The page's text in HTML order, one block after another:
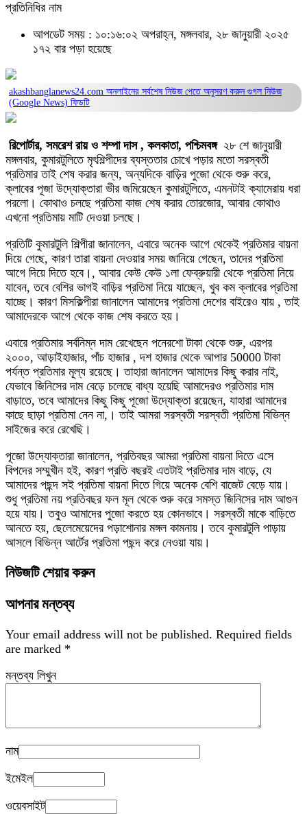
প্রতিনিধির নাম
আপডেট সময় : ১০:১৬:০২ অপরাহ্ন, মঙ্গলবার, ২৮ জানুয়ারী ২০২৫
১৭২ বার পড়া হয়েছে
akashbanglanews24.com অনলাইনের সর্বশেষ নিউজ পেতে অনুসরণ করুন গুগল নিউজ
(Google News) ফিডটি
রিপোর্টার, সমরেশ রায় ও শম্পা দাস , কলকাতা, পশ্চিমবঙ্গ২৮ শে জানুয়ারী
মঙ্গলবার, কুমারটুলিতে মৃৎশিল্পীদের ব্যস্ততার চোখে পড়ার মতো সরস্বতী
প্রতিমার তাই শেষ করার জন্য, অন্যদিকে বাড়ির পুজো থেকে শুরু করে,
ক্লাবের পূজা উদ্যোক্তারা ভীর জমিয়েছেন কুমারটুলিতে, এমনটাই ক্যামেরায় ধরা
পরলো। কোথাও চলছে প্রতিমা কাজ শেষ করার তোরজোর, আবার কোথাও
এখনো প্রতিমায় মাটি দেওয়া চলছে।
প্রতিটি কুমারটুলি শিল্পীরা জানালেন, এবারে অনেক আগে থেকেই প্রতিমার বায়না
দিয়ে গেছে, কারণ তারা বায়না দেওয়ার সময় জানিয়ে গেছেন, তাদের প্রতিমা
আগে দিয়ে দিতে হবে।, আবার কেউ কেউ ১লা ফেব্রুয়ারী থেকে প্রতিমা নিয়ে
যাবেন, তবে বেশির ভাগই বাড়ির প্রতিমা নিয়ে যাচ্ছেন, খুব কম ক্লাবের প্রতিমা
যাচ্ছে। কারণ মিসকিল্পীরা জানালেন আমাদের প্রতিমা দেশের বাইরেও যায় , তাই
আমাদেরকে আগে থেকে কাজ শেষ করতে হয়।
এবারে প্রতিমার সর্বনিম্ন দাম রেখেছেন পনেরশো টাকা থেকে শুরু, এরপর
২০০০, আড়াইহাজার, পাঁচ হাজার , দশ হাজার থেকে আপার 50000 টাকা
পর্যন্ত প্রতিমার মূল্য রয়েছে। তাহারা জানালেন আমাদের কিছু করার নাই,
যেভাবে জিনিসের দাম বেড়ে চলেছে বাধ্য হয়েছি আমাদেরও প্রতিমার দাম
বাড়াতে, তবে আমাদের কিছু কিছু পূজো উদ্যোক্তা রয়েছেন, যাহারা আমাদের
কাছে ছাড়া প্রতিমা নেন না,। তাই আমরা সরস্বতী সরস্বতী প্রতিমা বিভিন্ন
সাইজের করে রেখেছি।
পূজো উদ্যোক্তারা জানালেন, প্রতিবছর আমরা প্রতিমা বায়না দিতে এসে
বিপদের সম্মুখীন হই, কারণ প্রতি বছরই এতটাই প্রতিমার দাম বাড়ে, যে
আমাদের পছন্দ সই প্রতিমা বায়না দিতে গিয়ে অনেক বেশি বাজেট বেড়ে যায়।
শুধু প্রতিমা নয় প্রতিবছর ফল মূল থেকে শুরু করে সমস্ত জিনিসের দাম আগুন
হয়ে যায়। তবুও আমাদের পুজো করতে হয় কোনভাবে। সরস্বতী মাকে বাড়িতে
আনতে হয়, ছেলেমেয়েদের পড়াশোনার মঙ্গল কামনায়। তবে কুমারটুলি পাড়ায়
আসলে বিভিন্ন আর্টের প্রতিমা পছন্দ করে নেওয়া যায়।
নিউজটি শেয়ার করুন
আপনার মন্তব্য
Your email address will not be published. Required fields
are marked *
মন্তব্য লিখুন
নাম
ইমেইল
ওয়েবসাইট